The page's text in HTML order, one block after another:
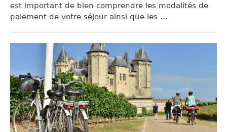
est important de bien comprendre les modalités de
paiement de votre séjour ainsi que les ...